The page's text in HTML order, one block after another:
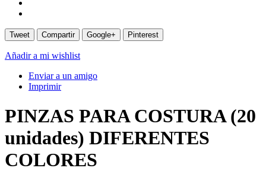
Tweet Compartir Google+ Pinterest
Añadir a mi wishlist
Enviar a un amigo
Imprimir
PINZAS PARA COSTURA (20
unidades) DIFERENTES
COLORES